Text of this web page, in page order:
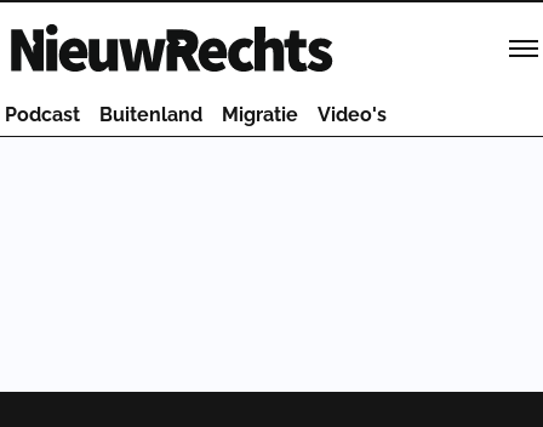
Homepage van NieuwRechts
Podcast Buitenland Migratie Video's